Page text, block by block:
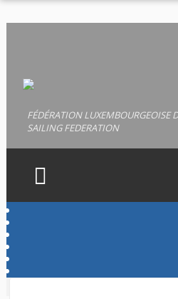
FÉDÉRATION LUXEMBOURGEOISE
SAILING FEDERATION